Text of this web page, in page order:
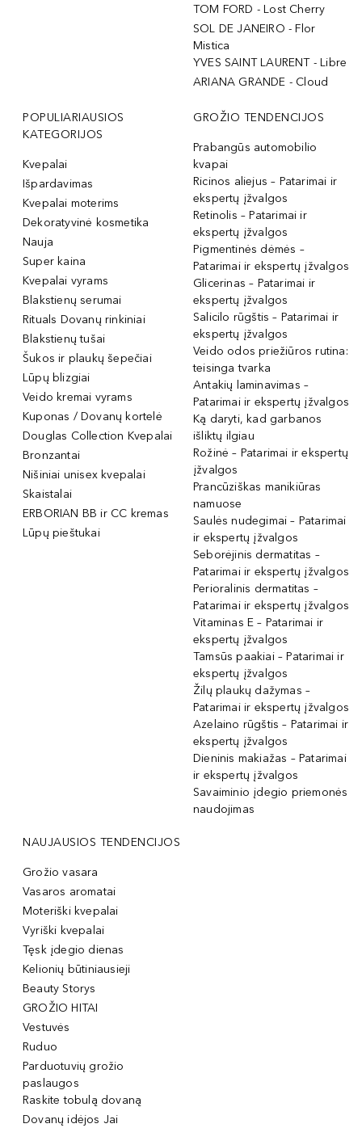
TOM FORD - Lost Cherry
SOL DE JANEIRO - Flor
Mistica
YVES SAINT LAURENT - Libre
ARIANA GRANDE - Cloud
POPULIARIAUSIOS
KATEGORIJOS
Kvepalai
Išpardavimas
Kvepalai moterims
Dekoratyvinė kosmetika
Nauja
Super kaina
Kvepalai vyrams
Blakstienų serumai
Rituals Dovanų rinkiniai
Blakstienų tušai
Šukos ir plaukų šepečiai
Lūpų blizgiai
Veido kremai vyrams
Kuponas / Dovanų kortelė
Douglas Collection Kvepalai
Bronzantai
Nišiniai unisex kvepalai
Skaistalai
ERBORIAN BB ir CC kremas
Lūpų pieštukai
GROŽIO TENDENCIJOS
Prabangūs automobilio
kvapai
Ricinos aliejus – Patarimai ir
ekspertų įžvalgos
Retinolis – Patarimai ir
ekspertų įžvalgos
Pigmentinės dėmės –
Patarimai ir ekspertų įžvalgos
Glicerinas – Patarimai ir
ekspertų įžvalgos
Salicilo rūgštis – Patarimai ir
ekspertų įžvalgos
Veido odos priežiūros rutina:
teisinga tvarka
Antakių laminavimas –
Patarimai ir ekspertų įžvalgos
Ką daryti, kad garbanos
išliktų ilgiau
Rožinė – Patarimai ir ekspertų
įžvalgos
Prancūziškas manikiūras
namuose
Saulės nudegimai – Patarimai
ir ekspertų įžvalgos
Seborėjinis dermatitas –
Patarimai ir ekspertų įžvalgos
Perioralinis dermatitas –
Patarimai ir ekspertų įžvalgos
Vitaminas E – Patarimai ir
ekspertų įžvalgos
Tamsūs paakiai – Patarimai ir
ekspertų įžvalgos
Žilų plaukų dažymas –
Patarimai ir ekspertų įžvalgos
Azelaino rūgštis – Patarimai ir
ekspertų įžvalgos
Dieninis makiažas – Patarimai
ir ekspertų įžvalgos
Savaiminio įdegio priemonės
naudojimas
NAUJAUSIOS TENDENCIJOS
Grožio vasara
Vasaros aromatai
Moteriški kvepalai
Vyriški kvepalai
Tęsk įdegio dienas
Kelionių būtiniausieji
Beauty Storys
GROŽIO HITAI
Vestuvės
Ruduo
Parduotuvių grožio
paslaugos
Raskite tobulą dovaną
Dovanų idėjos Jai